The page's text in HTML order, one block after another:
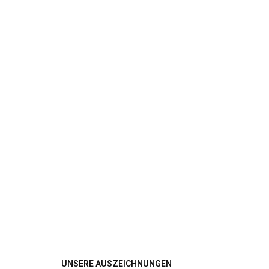
UNSERE AUSZEICHNUNGEN